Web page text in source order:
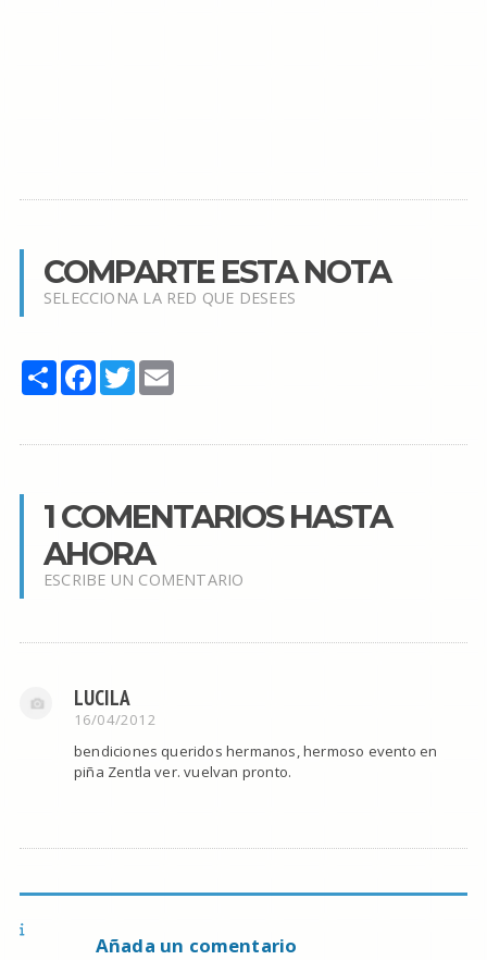
COMPARTE ESTA NOTA
SELECCIONA LA RED QUE DESEES
Share Facebook
TwitterEmail
1 COMENTARIOS HASTA
AHORA
ESCRIBE UN COMENTARIO
LUCILA
16/04/2012
bendiciones queridos hermanos, hermoso evento en
piña Zentla ver. vuelvan pronto.
Añada un comentario